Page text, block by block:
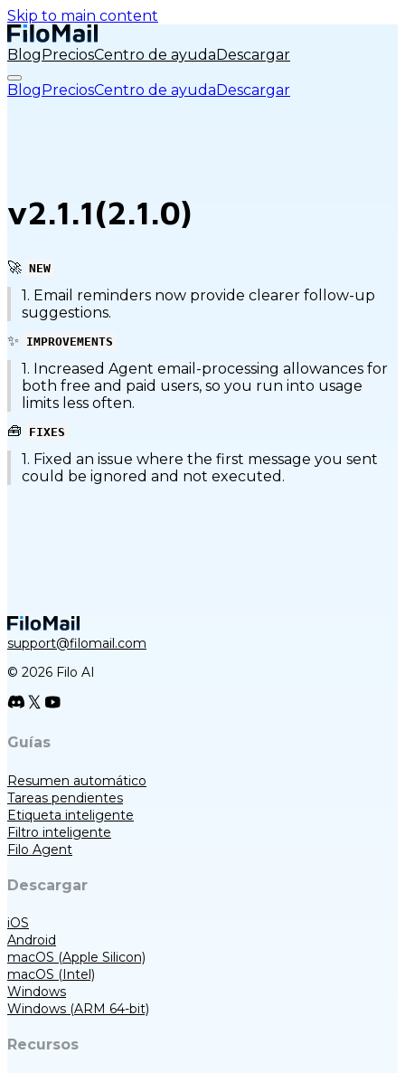
Skip to main content
BlogPreciosCentro de ayudaDescargar
BlogPreciosCentro de ayudaDescargar
v2.1.1(2.1.0)
🚀 NEW
1. Email reminders now provide clearer follow-up
suggestions.
✨
IMPROVEMENTS
1. Increased Agent email-processing allowances for
both free and paid users, so you run into usage
limits less often.
🧰
FIXES
1. Fixed an issue where the first message you sent
could be ignored and not executed.
support@filomail.com
© 2026 Filo AI
Guías
Resumen automático
Tareas pendientes
Etiqueta inteligente
Filtro inteligente
Filo Agent
Descargar
iOS
Android
macOS (Apple Silicon)
macOS (Intel)
Windows
Windows (ARM 64-bit)
Recursos